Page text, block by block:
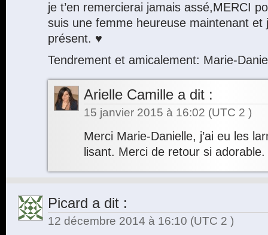
je t’en remercierai jamais assé,MERCI
suis une femme heureuse maintenant et
présent. ♥
Tendrement et amicalement: Marie-
Arielle Camille a dit :
15 janvier 2015 à 16:02 (UTC 2 )
Merci Marie-Danielle, j’ai eu les
lisant. Merci de retour si adorable.
Picard a dit :
12 décembre 2014 à 16:10 (UTC 2 )